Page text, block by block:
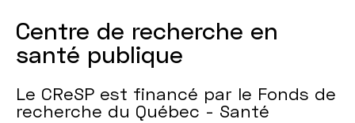
Centre de recherche en
santé publique
Le CReSP est financé par le Fonds de
recherche du Québec - Santé